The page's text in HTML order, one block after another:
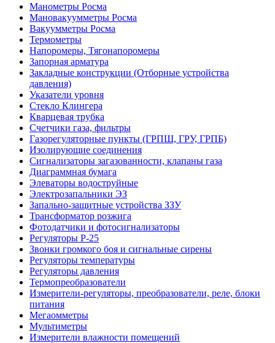
Манометры Росма
Мановакуумметры Росма
Вакуумметры Росма
Термометры
Напоромеры, Тягонапоромеры
Запорная арматура
Закладные конструкции (Отборные устройства
давления)
Указатели уровня
Стекло Клингера
Кварцевая трубка
Счетчики газа, фильтры
Газорегуляторные пункты (ГРПШ, ГРУ, ГРПБ)
Изолирующие соединения
Сигнализаторы загазованности, клапаны газа
Диаграммная бумага
Элеваторы водоструйные
Электрозапальники ЭЗ
Запально-защитные устройства ЗЗУ
Трансформатор розжига
Фотодатчики и фотосигнализаторы
Регуляторы Р-25
Звонки громкого боя и сигнальные сирены
Регуляторы температуры
Регуляторы давления
Термопреобразователи
Измерители-регуляторы, преобразователи, реле, блоки
питания
Мегаомметры
Мультиметры
Измерители влажности помещений